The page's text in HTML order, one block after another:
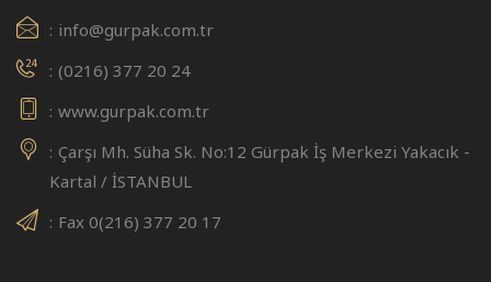
info@gurpak.com.tr
(0216) 377 20 24
www.gurpak.com.tr
Çarşı Mh. Süha Sk. No:12 Gürpak İş Merkezi Yakacık -
Kartal / İSTANBUL
Fax 0(216) 377 20 17